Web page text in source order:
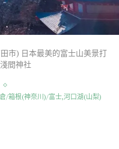
市) 日本最美的富士山美景打
間神社
/箱根(神奈川)/富士,河口湖(山梨)